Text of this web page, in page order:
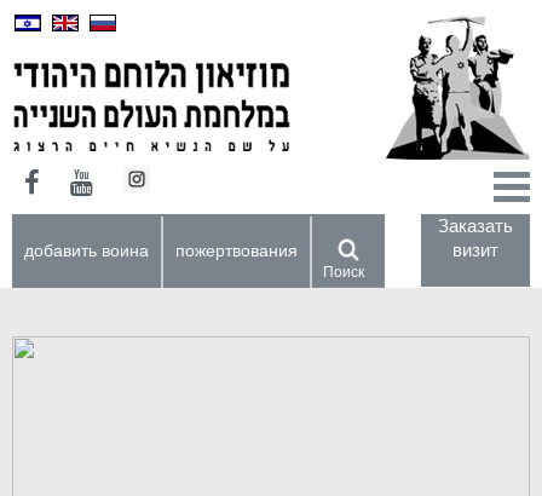
Заказать
визит
Поиск
добавить воина пожертвования